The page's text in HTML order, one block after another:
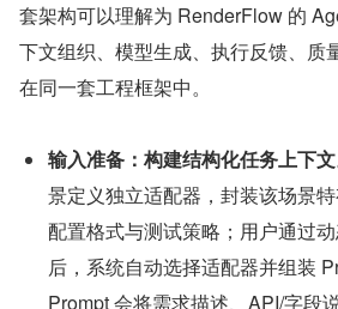
套架构可以理解为 RenderFlow 的
下文组织、模型生成、执行反馈、质
在同一套工程框架中。
输入准备：构建结构化任务上下文
景定义独立适配器，封装该场景特
配置格式与测试策略；用户通过
后，系统自动选择适配器并组装
Prompt 会将需求描述、API/字段